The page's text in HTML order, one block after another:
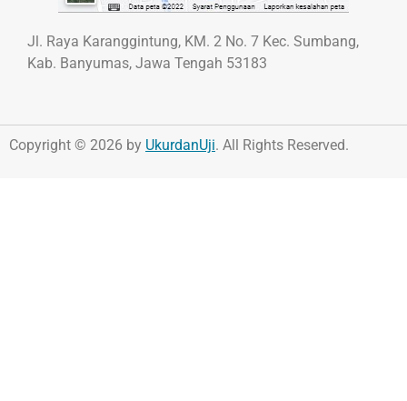
Jl. Raya Karanggintung, KM. 2 No. 7 Kec. Sumbang,
Kab. Banyumas, Jawa Tengah 53183
Copyright © 2026 by UkurdanUji. All Rights Reserved.